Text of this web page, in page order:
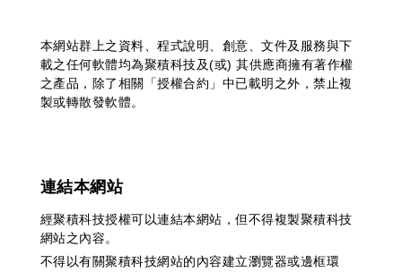
本網站群上之資料、程式說明、創意、文件及服務與下
載之任何軟體均為聚積科技及(或) 其供應商擁有著作權
之產品，除了相關「授權合約」中已載明之外，禁止複
製或轉散發軟體。
連結本網站
經聚積科技授權可以連結本網站，但不得複製聚積科技
網站之內容。
不得以有關聚積科技網站的內容建立瀏覽器或邊框環